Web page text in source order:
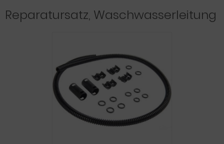
Reparatursatz, Waschwasserleitung